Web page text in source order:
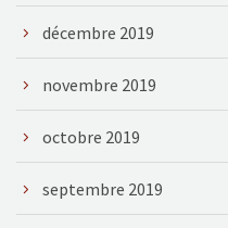
décembre 2019
novembre 2019
octobre 2019
septembre 2019